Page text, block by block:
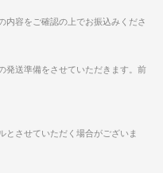
内容をご確認の上でお振込みくださ
発送準備をさせていただきます。前
とさせていただく場合がございま